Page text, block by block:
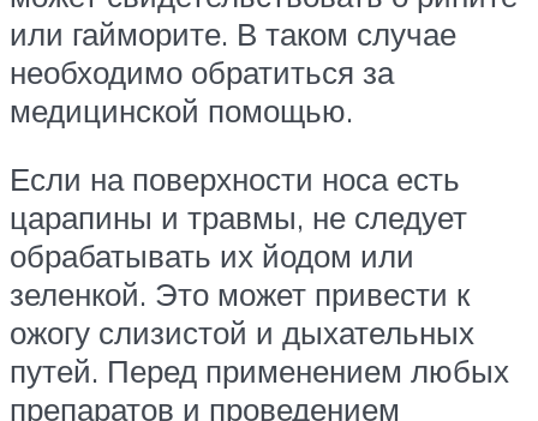
или гайморите. В таком случае
необходимо обратиться за
медицинской помощью.
Если на поверхности носа есть
царапины и травмы, не следует
обрабатывать их йодом или
зеленкой. Это может привести к
ожогу слизистой и дыхательных
путей. Перед применением любых
препаратов и проведением